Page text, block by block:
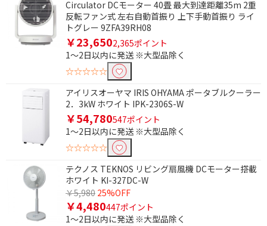
Circulator DCモーター 40畳 最大到達距離35m 2重
反転ファン式 左右自動首振り 上下手動首振り ライ
トグレー 9ZFA39RH08
￥23,6502,365ポイント
1～2日以内に発送 ※大型品除く
☆☆☆☆☆
アイリスオーヤマ IRIS OHYAMA ポータブルクーラー
2．3kW ホワイト IPK-2306S-W
￥54,780547ポイント
1～2日以内に発送 ※大型品除く
☆☆☆☆☆
テクノス TEKNOS リビング扇風機 DCモーター搭載
ホワイト KI-327DC-W
￥5,980 25%OFF
￥4,480447ポイント
1～2日以内に発送 ※大型品除く
ブランド名で絞り込む
白くまくん
畳数目安で絞り込む
おもに6畳用 おもに10畳用
電源で絞り込む
100V
便利&快適機能で絞り込む
スマホ連携（別売対
応）